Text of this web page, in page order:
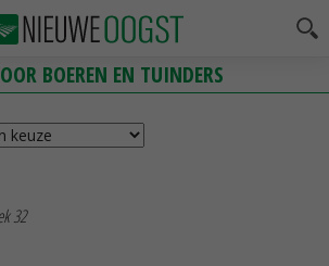
BOEREN EN TUINDERS
32